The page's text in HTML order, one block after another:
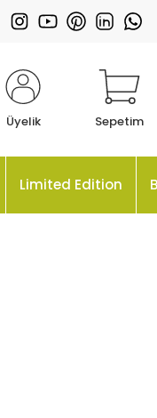
Üyelik Sepetim
Limited Edition